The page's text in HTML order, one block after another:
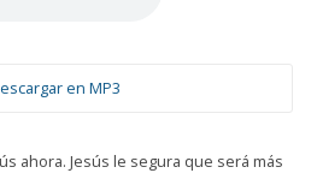
en MP3
ahora. Jesús le segura que será más